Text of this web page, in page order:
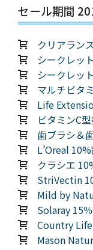
セール期間
クリアラン
シークレッ
シークレッ
マルチビタ
Life
ビタミンC
歯ブラシ＆
L’Oreal
クラシエ
StriVectin
Mild by
Solaray 15
Country
Mason